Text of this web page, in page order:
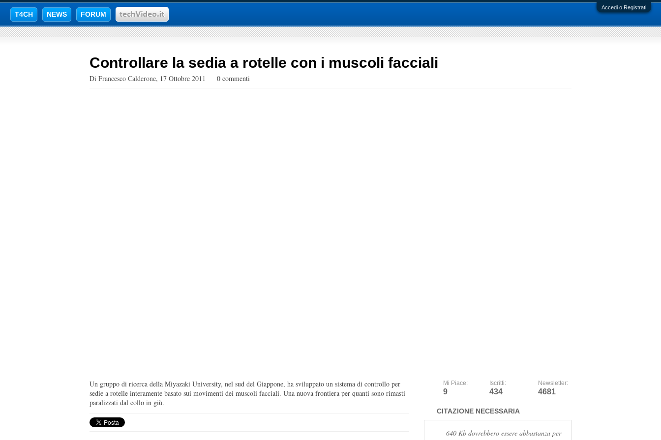
Accedi o Registrati
T4CH NEWS FORUM
Controllare la sedia a rotelle con i muscoli facciali
Di Francesco Calderone, 17 Ottobre 2011 0 commenti
Un gruppo di ricerca della Miyazaki University, nel sud del Giappone, ha sviluppato un sistema di controllo per
sedie a rotelle interamente basato sui movimenti dei muscoli facciali. Una nuova frontiera per quanti sono rimasti
paralizzati dal collo in giù.
Mi Piace:
9
Iscritti:
434
Newsletter:
4681
CITAZIONE NECESSARIA
640 Kb dovrebbero essere abbastanza per